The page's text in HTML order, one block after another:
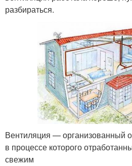
разбираться.
Вентиляция — организованный
в процессе которого
свежим